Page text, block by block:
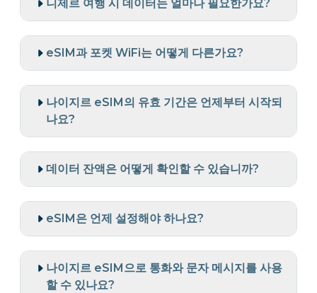
니제르 여행 시 데이터는 얼마나 필요한가요?
eSIM과 포켓 WiFi는 어떻게 다른가요?
나이지르 eSIM의 유효 기간은 언제부터 시작되
나요?
데이터 잔액은 어떻게 확인할 수 있습니까?
eSIM은 언제 설정해야 하나요?
나이지르 eSIM으로 통화와 문자 메시지를 사용
할 수 있나요?